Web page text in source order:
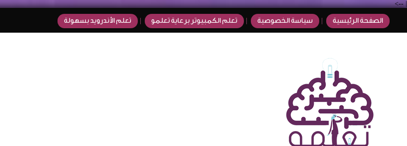
|
-->
الصفحة الرئيسية سياسة الخصوصية تعلم الكمبيوتر برعاية تعلمو تعلم الأندرويد بسهولة